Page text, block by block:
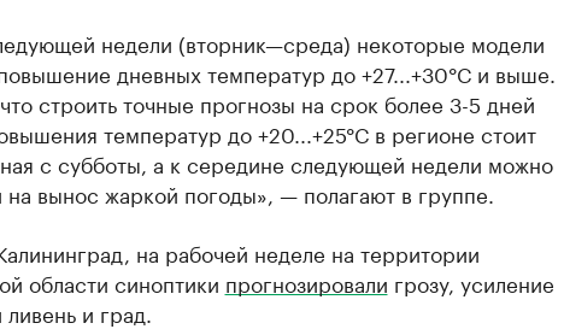
недели (вторник—среда) некоторые модели
дневных температур до +27...+30°С и выше.
строить точные прогнозы на срок более 3-5 дней
температур до +20...+25°С в регионе стоит
с субботы, а к середине следующей недели можно
на вынос жаркой погоды», — полагают в группе.
на рабочей неделе на территории
области синоптики прогнозировали грозу, усиление
и град.